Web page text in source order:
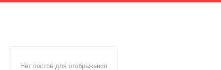
Нет постов для отображения